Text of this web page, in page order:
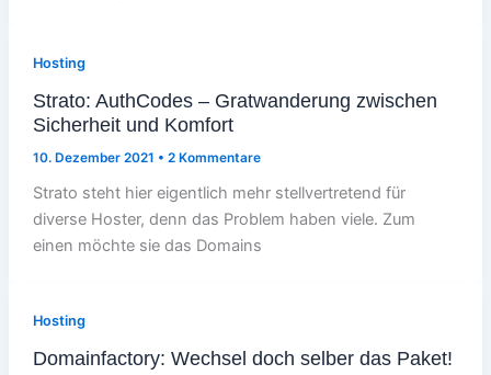
Hosting
Strato: AuthCodes – Gratwanderung zwischen
Sicherheit und Komfort
10. Dezember 2021 • 2 Kommentare
Strato steht hier eigentlich mehr stellvertretend für
diverse Hoster, denn das Problem haben viele. Zum
einen möchte sie das Domains
Hosting
Domainfactory: Wechsel doch selber das Paket!